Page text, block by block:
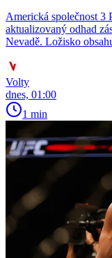
Americká společnost 3
aktualizovaný odhad
Nevadě. Ložisko
Volty
dnes, 01:00
1 min